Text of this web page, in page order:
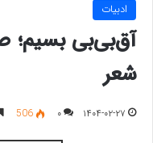
ادبیات
آق‌بی‌بی بسیم؛
شعر
۱۴۰۴-۰۲-۲۷ ۰ 506